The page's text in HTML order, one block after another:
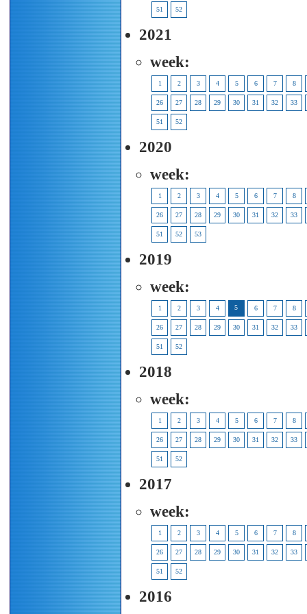
51 52
2021
week:
1 2 3 4 5 6 7 8
26 27 28 29 30 31 32 33
51 52
2020
week:
1 2 3 4 5 6 7 8
26 27 28 29 30 31 32 33
51 52 53
2019
week:
1 2 3 4 5 6 7 8
26 27 28 29 30 31 32 33
51 52
2018
week:
1 2 3 4 5 6 7 8
26 27 28 29 30 31 32 33
51 52
2017
week:
1 2 3 4 5 6 7 8
26 27 28 29 30 31 32 33
51 52
2016